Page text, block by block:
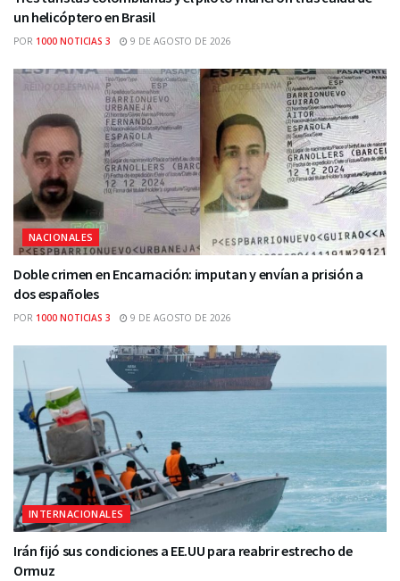
un helicóptero en Brasil
POR 1000 NOTICIAS 3 9 DE AGOSTO DE 2026
NACIONALES
Doble crimen en Encarnación: imputan y envían a prisión a
dos españoles
POR 1000 NOTICIAS 3 9 DE AGOSTO DE 2026
INTERNACIONALES
Irán fijó sus condiciones a EE.UU para reabrir estrecho de
Ormuz